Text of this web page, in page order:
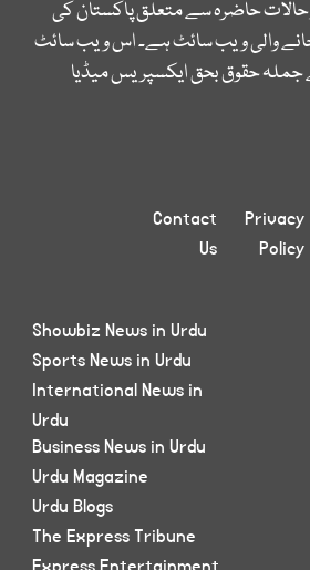
حالات حاضرہ سے متعلق پاکستان کی
والی ویب سائٹ ہے۔ اس ویب سائٹ
جملہ حقوق بحق ایکسپریس میڈیا
Privacy
Policy
Contact
Us
Showbiz News in Urdu
Sports News in Urdu
International News in
Urdu
Business News in Urdu
Urdu Magazine
Urdu Blogs
The Express Tribune